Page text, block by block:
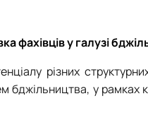
фахівців у галузі
різних
бджільництва, у